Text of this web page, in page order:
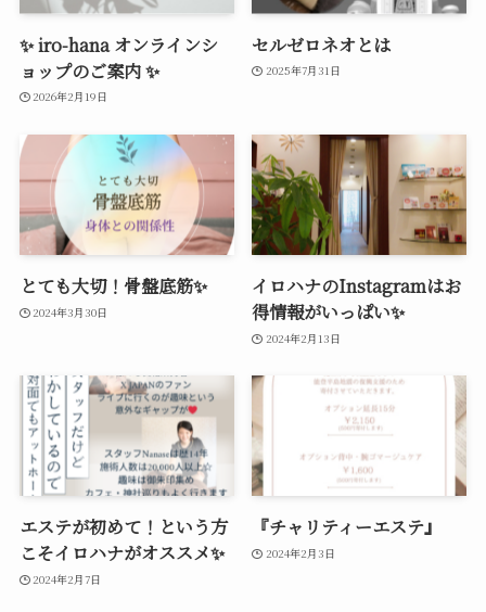
✨ iro-hana オンラインシ
ョップのご案内 ✨
2026年2月19日
セルゼロネオとは
2025年7月31日
とても大切！骨盤底筋✨
2024年3月30日
イロハナのInstagramはお
得情報がいっぱい✨
2024年2月13日
エステが初めて！という方
こそイロハナがオススメ✨
2024年2月7日
『チャリティーエステ』
2024年2月3日